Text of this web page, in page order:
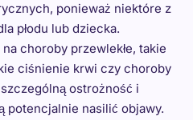
ponieważ niektóre z
płodu lub dziecka.
choroby przewlekłe, takie
ciśnienie krwi czy choroby
ostrożność i
potencjalnie nasilić objawy.